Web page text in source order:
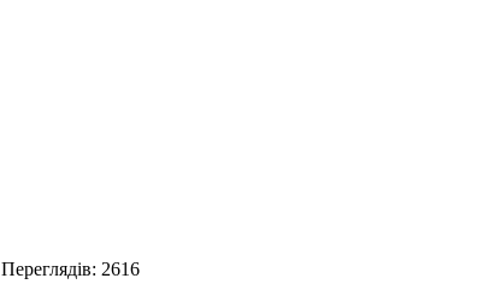
Переглядів: 2616